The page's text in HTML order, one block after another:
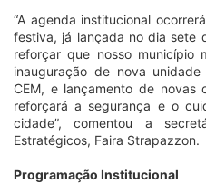
“A agenda institucional
festiva, já lançada no dia sete
reforçar que nosso município
inauguração de nova
CEM, e lançamento de
reforçará a segurança e o
cidade”, comentou a
Estratégicos, Faira Strapazzon.
Programação Institucional